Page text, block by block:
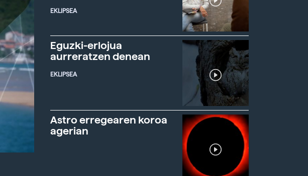
EKLIPSEA
Eguzki-erlojua
aurreratzen denean
EKLIPSEA
Astro erregearen koroa
agerian